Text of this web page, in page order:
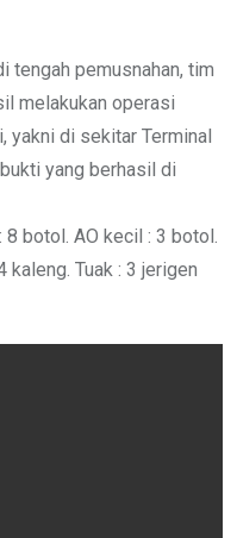
tengah pemusnahan, tim
melakukan operasi
yakni di sekitar Terminal
yang berhasil di
botol. AO kecil : 3 botol.
kaleng. Tuak : 3 jerigen